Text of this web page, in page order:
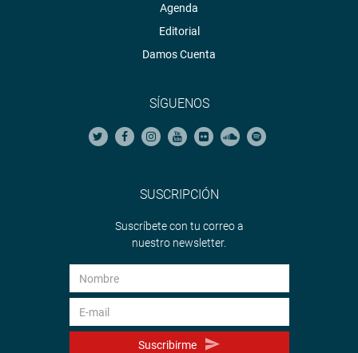
Agenda
Editorial
Damos Cuenta
SÍGUENOS
SUSCRIPCIÓN
Suscríbete con tu correo a
nuestro newsletter.
Suscribirme